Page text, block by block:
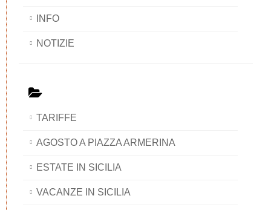
INFO
NOTIZIE
TARIFFE
AGOSTO A PIAZZA ARMERINA
ESTATE IN SICILIA
VACANZE IN SICILIA